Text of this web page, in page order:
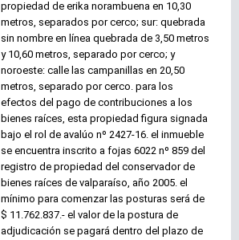
propiedad de erika norambuena en 10,30
metros, separados por cerco; sur: quebrada
sin nombre en línea quebrada de 3,50 metros
y 10,60 metros, separado por cerco; y
noroeste: calle las campanillas en 20,50
metros, separado por cerco. para los
efectos del pago de contribuciones a los
bienes raíces, esta propiedad figura signada
bajo el rol de avalúo nº 2427-16. el inmueble
se encuentra inscrito a fojas 6022 nº 859 del
registro de propiedad del conservador de
bienes raíces de valparaíso, año 2005. el
mínimo para comenzar las posturas será de
$ 11.762.837.- el valor de la postura de
adjudicación se pagará dentro del plazo de